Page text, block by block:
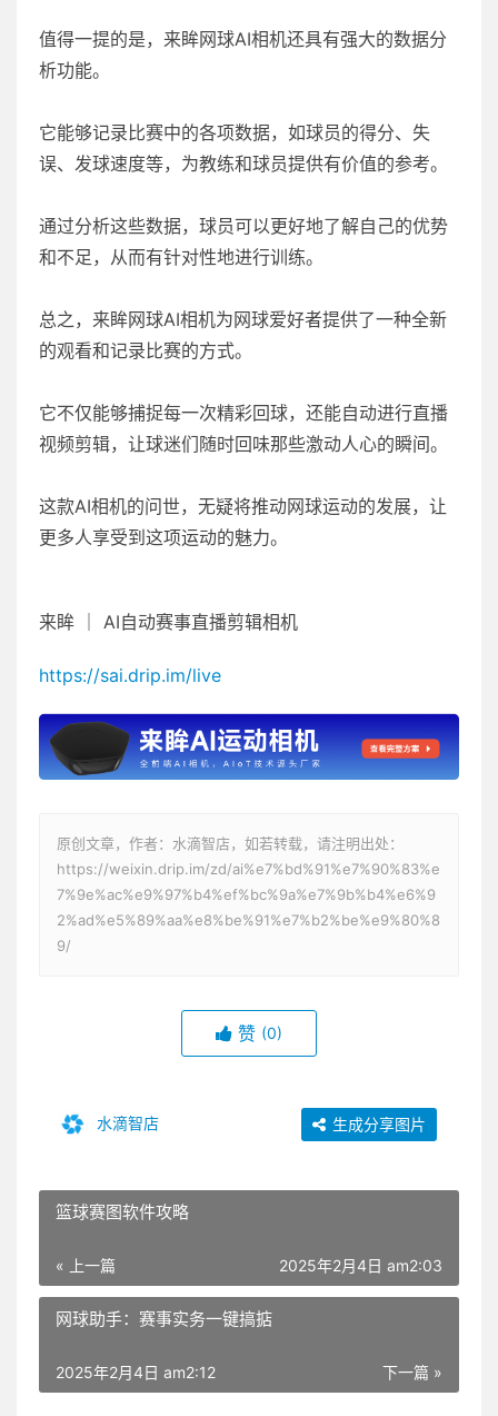
值得一提的是，来眸网球AI相机还具有强大的数据分
析功能。
它能够记录比赛中的各项数据，如球员的得分、失
误、发球速度等，为教练和球员提供有价值的参考。
通过分析这些数据，球员可以更好地了解自己的优势
和不足，从而有针对性地进行训练。
总之，来眸网球AI相机为网球爱好者提供了一种全新
的观看和记录比赛的方式。
它不仅能够捕捉每一次精彩回球，还能自动进行直播
视频剪辑，让球迷们随时回味那些激动人心的瞬间。
这款AI相机的问世，无疑将推动网球运动的发展，让
更多人享受到这项运动的魅力。
来眸 ｜ AI自动赛事直播剪辑相机
https://sai.drip.im/live
原创文章，作者：水滴智店，如若转载，请注明出处：
https://weixin.drip.im/zd/ai%e7%bd%91%e7%90%83%e
7%9e%ac%e9%97%b4%ef%bc%9a%e7%9b%b4%e6%9
2%ad%e5%89%aa%e8%be%91%e7%b2%be%e9%80%8
9/
赞 (0)
水滴智店 生成分享图片
篮球赛图软件攻略
« 上一篇 2025年2月4日 am2:03
网球助手：赛事实务一键搞掂
下一篇 »
2025年2月4日 am2:12